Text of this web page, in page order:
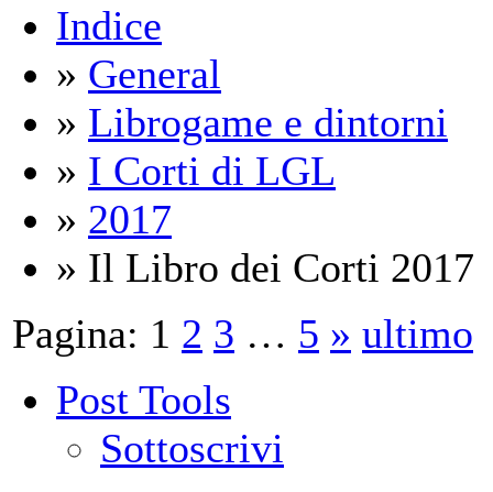
Indice
» General
» Librogame e dintorni
» I Corti di LGL
» 2017
» Il Libro dei Corti 2017
Pagina: 1 2 3 … 5 » ultimo
Post Tools
Sottoscrivi